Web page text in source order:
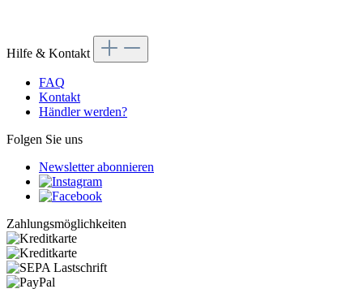
Hilfe & Kontakt
FAQ
Kontakt
Händler werden?
Folgen Sie uns
Newsletter abonnieren
Zahlungsmöglichkeiten